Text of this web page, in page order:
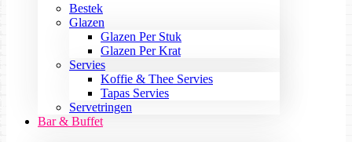
Bestek
Glazen
Glazen Per Stuk
Glazen Per Krat
Servies
Koffie & Thee Servies
Tapas Servies
Servetringen
Bar & Buffet